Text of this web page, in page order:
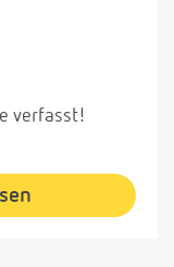
verfasst!